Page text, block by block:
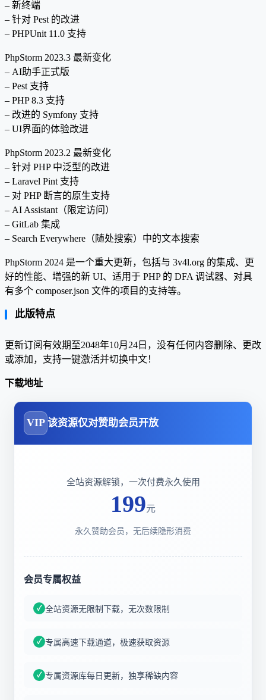
– 新终端
– 针对 Pest 的改进
– PHPUnit 11.0 支持
PhpStorm 2023.3 最新变化
– AI助手正式版
– Pest 支持
– PHP 8.3 支持
– 改进的 Symfony 支持
– UI界面的体验改进
PhpStorm 2023.2 最新变化
– 针对 PHP 中泛型的改进
– Laravel Pint 支持
– 对 PHP 断言的原生支持
– AI Assistant（限定访问）
– GitLab 集成
– Search Everywhere（随处搜索）中的文本搜索
PhpStorm 2024 是一个重大更新，包括与 3v4l.org 的集成、更
好的性能、增强的新 UI、适用于 PHP 的 DFA 调试器、对具
有多个 composer.json 文件的项目的支持等。
此版特点
更新订阅有效期至2048年10月24日，没有任何内容删除、更改
或添加，支持一键激活并切换中文！
下载地址
VIP 该资源仅对赞助会员开放
全站资源解锁，一次付费永久使用
199元
永久赞助会员，无后续隐形消费
会员专属权益
全站资源无限制下载，无次数限制
专属高速下载通道，极速获取资源
专属资源库每日更新，独享稀缺内容